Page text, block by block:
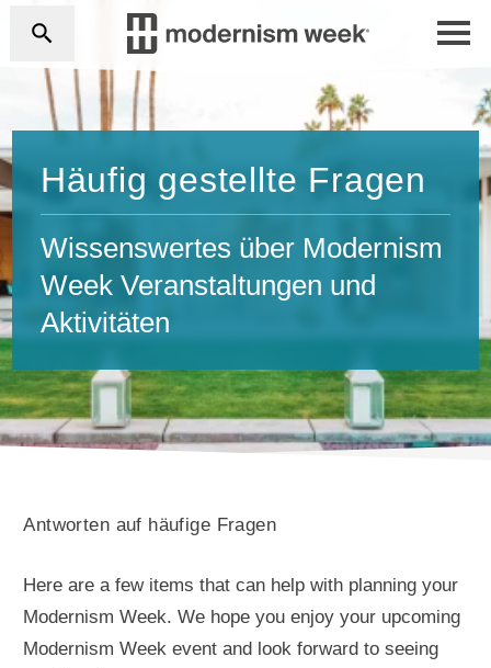
Häufig gestellte Fragen
Wissenswertes über Modernism
Week Veranstaltungen und
Aktivitäten
Antworten auf häufige Fragen
Here are a few items that can help with planning your
Modernism Week. We hope you enjoy your upcoming
Modernism Week event and look forward to seeing